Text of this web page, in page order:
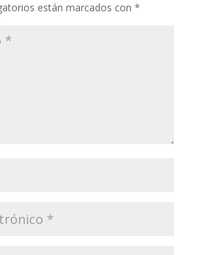
están marcados con *